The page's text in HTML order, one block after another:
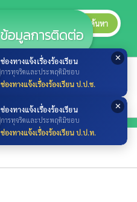
✕
ช่องทางแจ้งเรื่องร้องเรียน
การทุจริตและประพฤติมิชอบ
ช่องทางแจ้งเรื่องร้องเรียน ป.ป.ช.
✕
ช่องทางแจ้งเรื่องร้องเรียน
การทุจริตและประพฤติมิชอบ
ช่องทางแจ้งเรื่องร้องเรียน ป.ป.ท.
ข้อมูลการติดต่อ
ค้นหา